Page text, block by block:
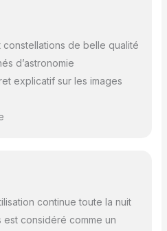
projecteur de ciel étoilé,
13 disques de film (un
disque intégré au
d’utilisation. Si vous avez
e-mail pour une solution
rapide. Nous nous
de belle qualité
d’astronomie
explicatif sur les images
continue toute la nuit
considéré comme un